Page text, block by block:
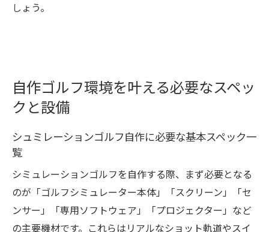
しょう。
自作ゴルフ環境を叶える必要なスペッ
クと設備
シュミレーションゴルフ自作に必要な基本スペック一
覧
シミュレーションゴルフを自作する際、まず必要となる
のが「ゴルフシミュレーター本体」「スクリーン」「セ
ンサー」「専用ソフトウェア」「プロジェクター」など